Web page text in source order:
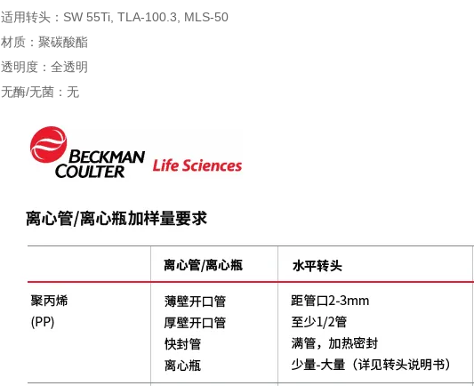
适用转头：SW 55Ti, TLA-100.3, MLS-50
材质：聚碳酸酯
透明度：全透明
无酶/无菌：无